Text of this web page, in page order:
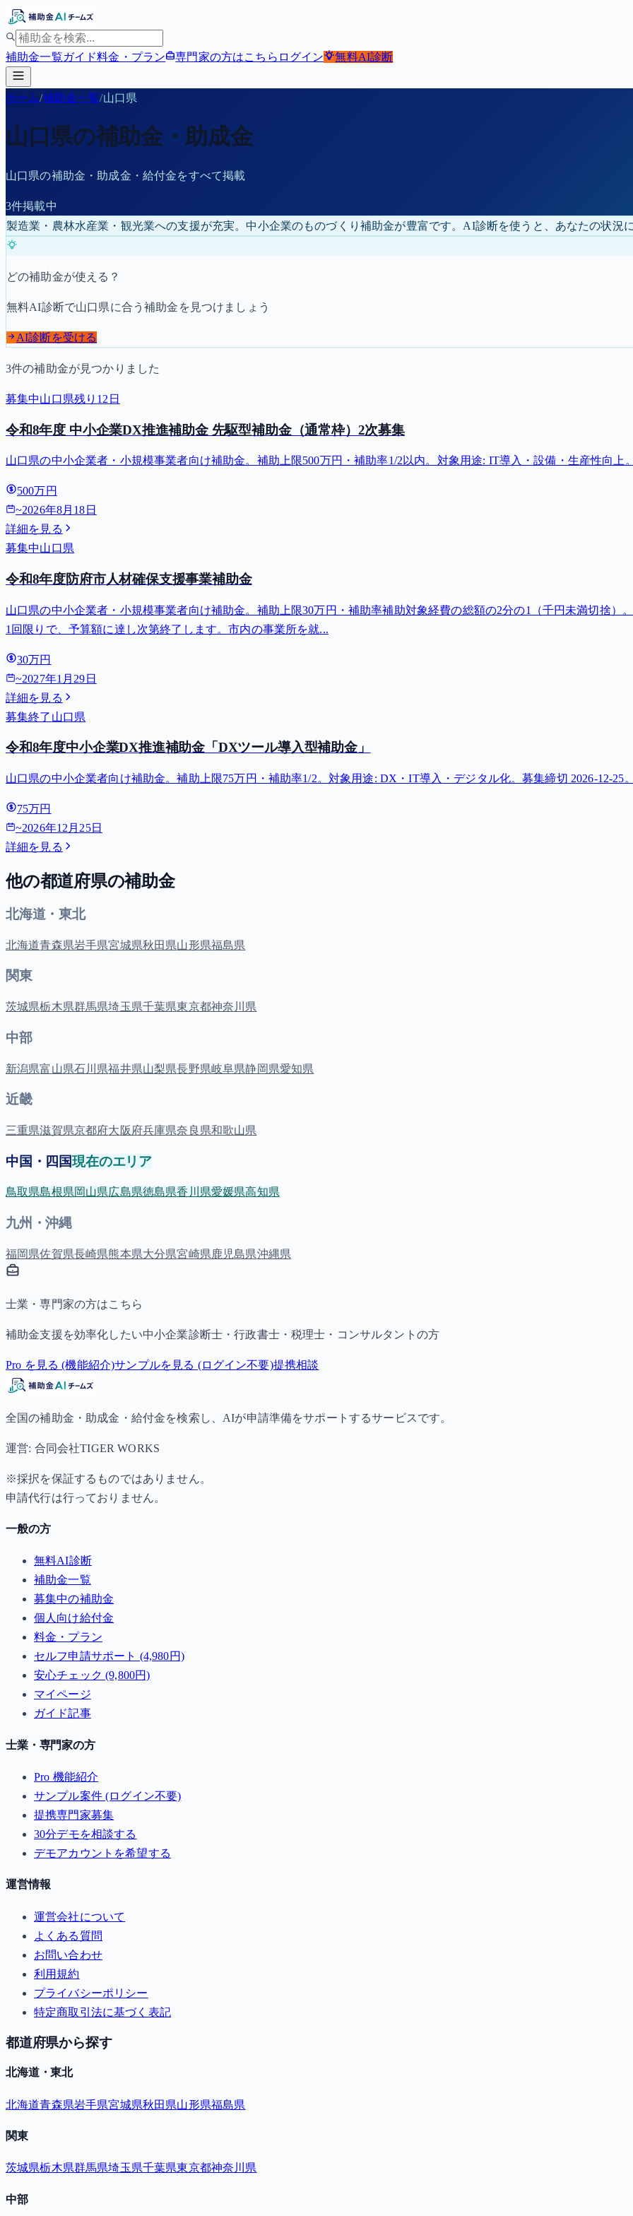
補助金一覧ガイド料金・プラン 専門家の方はこちら ログイン 無料AI診断
ホーム/補助金一覧/山口県
山口県の補助金・助成金
山口県の補助金・助成金・給付金をすべて掲載
3件掲載中
製造業・農林水産業・観光業への支援が充実。中小企業のものづくり補助金が豊富です。 AI診断を使うと、あなたの状況
どの補助金が使える？
無料AI診断で山口県に合う補助金を見つけましょう
AI診断を受ける
3件の補助金が見つかりました
募集中山口県残り 12 日
令和8年度 中小企業DX推進補助金 先駆型補助金（通常枠）2次募集
山口県の中小企業者・小規模事業者向け補助金。補助上限500万円・補助率1/2以内。対象用途: IT導入・設備・生産性向上
500万円
~2026年8月18日
詳細を見る
募集中山口県
令和8年度防府市人材確保支援事業補助金
山口県の中小企業者・小規模事業者向け補助金。補助上限30万円・補助率補助対象経費の総額の2分の1（千円未満切捨）
1回限りで、予算額に達し次第終了します。市内の事業所を就...
30万円
~2027年1月29日
詳細を見る
募集終了 山口県
令和8年度中小企業DX推進補助金「DXツール導入型補助金」
山口県の中小企業者向け補助金。補助上限75万円・補助率1/2。対象用途: DX・IT導入・デジタル化。募集締切 2026-12-25
75万円
~2026年12月25日
詳細を見る
他の都道府県の補助金
北海道・東北
北海道青森県岩手県宮城県秋田県山形県福島県
関東
茨城県栃木県群馬県埼玉県千葉県東京都神奈川県
中部
新潟県富山県石川県福井県山梨県長野県岐阜県静岡県愛知県
近畿
三重県滋賀県京都府大阪府兵庫県奈良県和歌山県
中国・四国現在のエリア
鳥取県島根県岡山県広島県徳島県香川県愛媛県高知県
九州・沖縄
福岡県佐賀県長崎県熊本県大分県宮崎県鹿児島県沖縄県
士業・専門家の方はこちら
補助金支援を効率化したい中小企業診断士・行政書士・税理士・コンサルタントの方
Pro を見る (機能紹介)サンプルを見る (ログイン不要)提携相談
全国の補助金・助成金・給付金を検索し、AIが申請準備をサポートするサービスです。
運営: 合同会社TIGER WORKS
※採択を保証するものではありません。
申請代行は行っておりません。
一般の方
無料AI診断
補助金一覧
募集中の補助金
個人向け給付金
料金・プラン
セルフ申請サポート (4,980円)
安心チェック (9,800円)
マイページ
ガイド記事
士業・専門家の方
Pro 機能紹介
サンプル案件 (ログイン不要)
提携専門家募集
30分デモを相談する
デモアカウントを希望する
運営情報
運営会社について
よくある質問
お問い合わせ
利用規約
プライバシーポリシー
特定商取引法に基づく表記
都道府県から探す
北海道・東北
北海道青森県岩手県宮城県秋田県山形県福島県
関東
茨城県栃木県群馬県埼玉県千葉県東京都神奈川県
中部